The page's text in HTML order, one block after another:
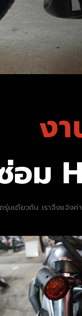
ง
ม
รุ่นเดียวกัน เราจึงแจ้